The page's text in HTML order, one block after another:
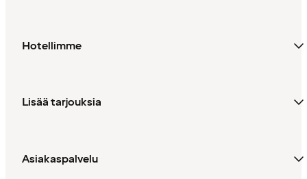
Hotellimme
Lisää tarjouksia
Asiakaspalvelu